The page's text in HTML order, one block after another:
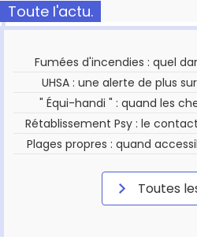
Toute l'actu.
Fumées d'incendies : quel
UHSA : une alerte de plus
" Équi-handi " : quand les
Rétablissement Psy : le
Plages propres : quand
Toutes